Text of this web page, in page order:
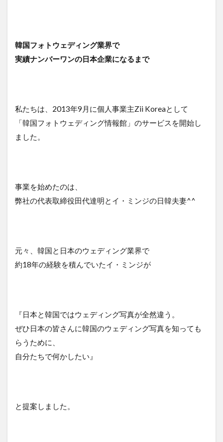
韓国フォトウェディング業界で
実績ナンバーワンの日本企業になるまで
私たちは、2013年9月に個人事業主Zii Koreaとして
「韓国フォトウェディング情報館」のサービスを開始し
ました。
事業を始めたのは、
弊社の代表取締役田代達明とイ・ミンジの日韓夫妻^^
元々、韓国と日本のウェディング業界で
約18年の経験を積んでいたイ・ミンジが
『日本と韓国ではウェディング写真が全然違う。
ぜひ日本の皆さんに韓国のウェディング写真を知っても
らうために、
自分たちで何かしたい』
と提案しました。